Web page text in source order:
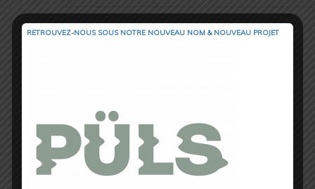
RETROUVEZ-NOUS SOUS NOTRE NOUVEAU NOM & NOUVEAU PROJET